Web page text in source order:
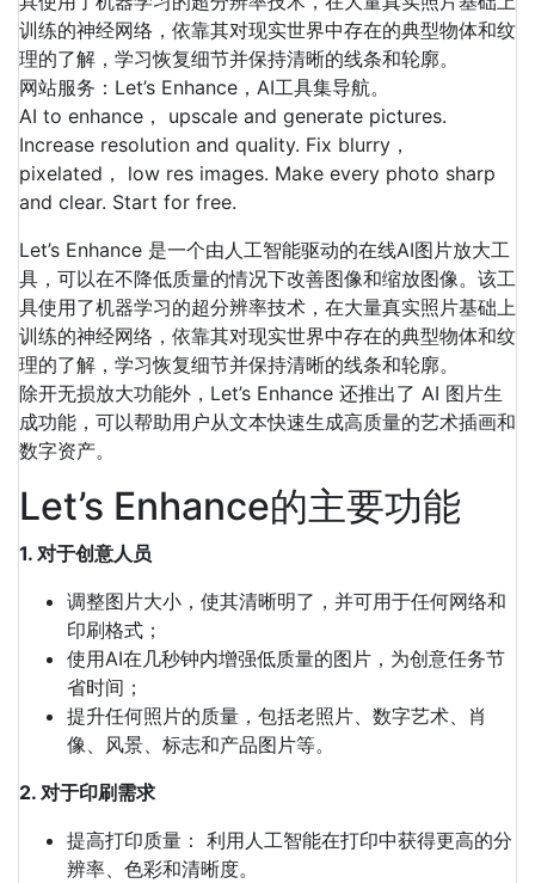
训练的神经网络，依靠其对现实世界中存在的典型物体和纹
理的了解，学习恢复细节并保持清晰的线条和轮廓。
网站服务：Let’s Enhance，AI工具集导航。
AI to enhance， upscale and generate pictures.
Increase resolution and quality. Fix blurry，
pixelated， low res images. Make every photo sharp
and clear. Start for free.
Let’s Enhance 是一个由人工智能驱动的在线AI图片放大工
具，可以在不降低质量的情况下改善图像和缩放图像。该工
具使用了机器学习的超分辨率技术，在大量真实照片基础上
训练的神经网络，依靠其对现实世界中存在的典型物体和纹
理的了解，学习恢复细节并保持清晰的线条和轮廓。
除开无损放大功能外，Let’s Enhance 还推出了 AI 图片生
成功能，可以帮助用户从文本快速生成高质量的艺术插画和
数字资产。
Let’s Enhance的主要功能
1. 对于创意人员
调整图片大小，使其清晰明了，并可用于任何网络和
印刷格式；
使用AI在几秒钟内增强低质量的图片，为创意任务节
省时间；
提升任何照片的质量，包括老照片、数字艺术、肖
像、风景、标志和产品图片等。
2. 对于印刷需求
提高打印质量： 利用人工智能在打印中获得更高的分
辨率、色彩和清晰度。